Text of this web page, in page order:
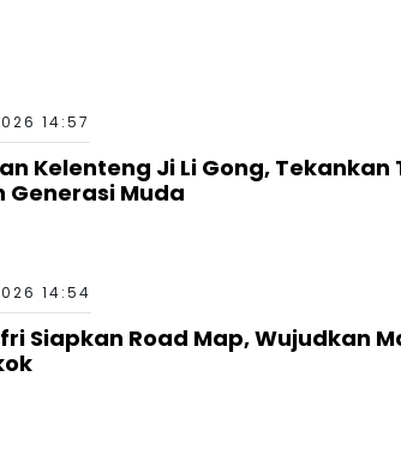
14:57
Kelenteng Ji Li Gong, Tekankan
Generasi Muda
14:54
Siapkan Road Map, Wujudkan